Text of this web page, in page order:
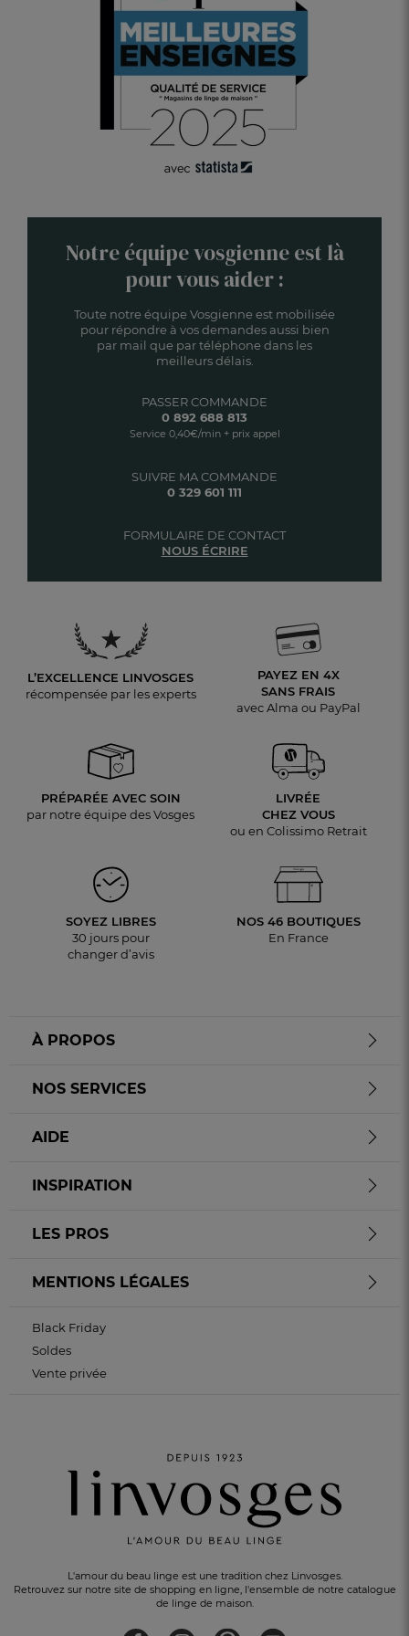
Notre équipe vosgienne est là
pour vous aider :
Toute notre équipe Vosgienne est mobilisée
pour répondre à vos demandes aussi bien
par mail que par téléphone dans les
meilleurs délais.
SUIVRE MA COMMANDE
0 329 601 111
PASSER COMMANDE
0 892 688 813
Service 0,40€/min + prix appel
FORMULAIRE DE CONTACT
NOUS ÉCRIRE
L’EXCELLENCE LINVOSGES
récompensée par les experts
PAYEZ EN 4X
SANS FRAIS
avec Alma ou PayPal
PRÉPARÉE AVEC SOIN
par notre équipe des Vosges
LIVRÉE
CHEZ VOUS
ou en Colissimo Retrait
SOYEZ LIBRES
30 jours pour
changer d’avis
NOS 46 BOUTIQUES
En France
L'amour du beau linge est une tradition chez Linvosges.
Retrouvez sur notre site de shopping en ligne, l'ensemble de notre catalogue
de linge de maison.
À PROPOS
NOS SERVICES
AIDE
INSPIRATION
LES PROS
MENTIONS LÉGALES
Black Friday
Soldes
Vente privée